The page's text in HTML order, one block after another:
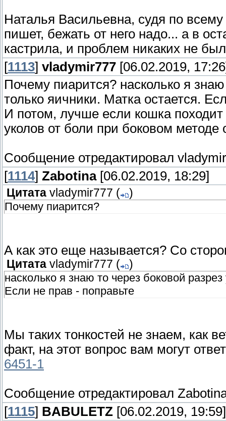
Наталья Васильевна, судя по всему
пишет, бежать от него надо... а в
кастрила, и проблем никаких не
[1113] vladymir777 [06.02.2019,
Почему пиарится? насколько я
только яичники. Матка остается.
И потом, лучше если кошка
уколов от боли при боковом методе
Сообщение отредактировал
[1114] Zabotina[06.02.2019, 18:29]
Цитата vladymir777 (
)
Почему пиарится?
А как это еще называется? Со
Цитата vladymir777 (
)
насколько я знаю то через боковой
Если не прав - поправьте
Мы таких тонкостей не знаем, как
факт, на этот вопрос вам могут
6451-1
Сообщение отредактировал
[1115] BABULETZ [06.02.2019, 19:59]